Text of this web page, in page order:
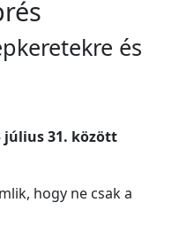
és
július 31. között
hogy ne csak a